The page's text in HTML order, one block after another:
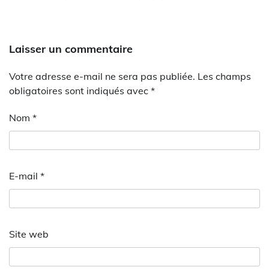
Laisser un commentaire
Votre adresse e-mail ne sera pas publiée. Les champs
obligatoires sont indiqués avec *
Nom *
E-mail *
Site web